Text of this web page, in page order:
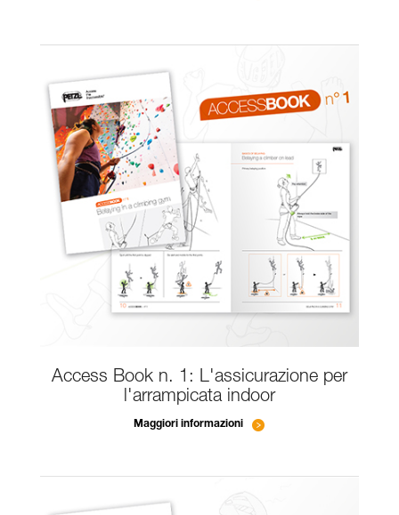
Access Book n. 1: L'assicurazione per
l'arrampicata indoor
Maggiori informazioni